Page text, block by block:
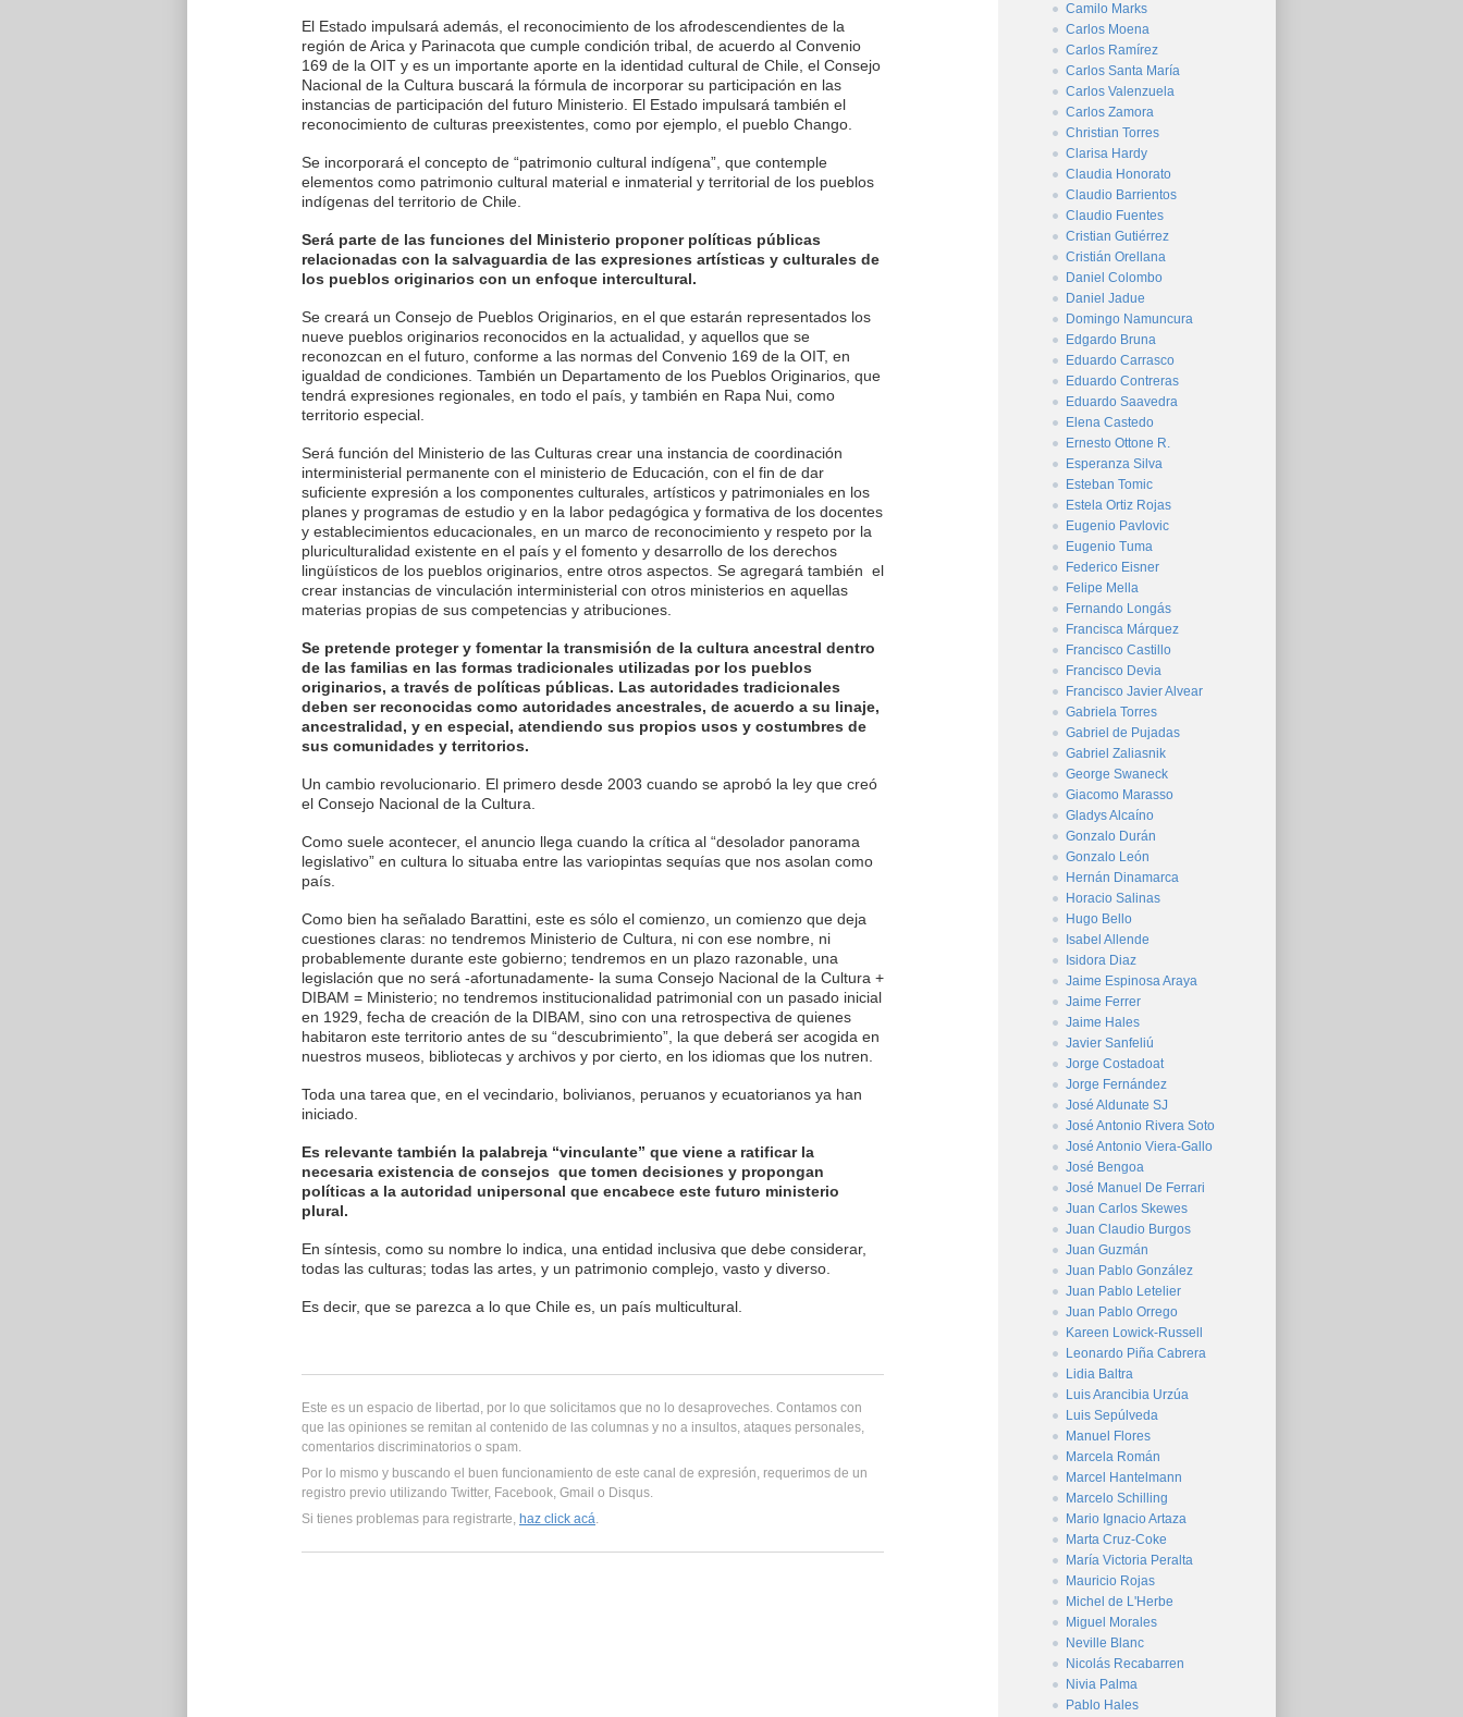
El Estado impulsará además, el reconocimiento de los afrodescendientes de la
región de Arica y Parinacota que cumple condición tribal, de acuerdo al Convenio
169 de la OIT y es un importante aporte en la identidad cultural de Chile, el Consejo
Nacional de la Cultura buscará la fórmula de incorporar su participación en las
instancias de participación del futuro Ministerio. El Estado impulsará también el
reconocimiento de culturas preexistentes, como por ejemplo, el pueblo Chango.
Se incorporará el concepto de “patrimonio cultural indígena”, que contemple
elementos como patrimonio cultural material e inmaterial y territorial de los pueblos
indígenas del territorio de Chile.
Será parte de las funciones del Ministerio proponer políticas públicas
relacionadas con la salvaguardia de las expresiones artísticas y culturales de
los pueblos originarios con un enfoque intercultural.
Se creará un Consejo de Pueblos Originarios, en el que estarán representados los
nueve pueblos originarios reconocidos en la actualidad, y aquellos que se
reconozcan en el futuro, conforme a las normas del Convenio 169 de la OIT, en
igualdad de condiciones. También un Departamento de los Pueblos Originarios, que
tendrá expresiones regionales, en todo el país, y también en Rapa Nui, como
territorio especial.
Será función del Ministerio de las Culturas crear una instancia de coordinación
interministerial permanente con el ministerio de Educación, con el fin de dar
suficiente expresión a los componentes culturales, artísticos y patrimoniales en los
planes y programas de estudio y en la labor pedagógica y formativa de los docentes
y establecimientos educacionales, en un marco de reconocimiento y respeto por la
pluriculturalidad existente en el país y el fomento y desarrollo de los derechos
lingüísticos de los pueblos originarios, entre otros aspectos. Se agregará también el
crear instancias de vinculación interministerial con otros ministerios en aquellas
materias propias de sus competencias y atribuciones.
Se pretende proteger y fomentar la transmisión de la cultura ancestral dentro
de las familias en las formas tradicionales utilizadas por los pueblos
originarios, a través de políticas públicas. Las autoridades tradicionales
deben ser reconocidas como autoridades ancestrales, de acuerdo a su linaje,
ancestralidad, y en especial, atendiendo sus propios usos y costumbres de
sus comunidades y territorios.
Un cambio revolucionario. El primero desde 2003 cuando se aprobó la ley que creó
el Consejo Nacional de la Cultura.
Como suele acontecer, el anuncio llega cuando la crítica al “desolador panorama
legislativo” en cultura lo situaba entre las variopintas sequías que nos asolan como
país.
Como bien ha señalado Barattini, este es sólo el comienzo, un comienzo que deja
cuestiones claras: no tendremos Ministerio de Cultura, ni con ese nombre, ni
probablemente durante este gobierno; tendremos en un plazo razonable, una
legislación que no será -afortunadamente- la suma Consejo Nacional de la Cultura +
DIBAM = Ministerio; no tendremos institucionalidad patrimonial con un pasado inicial
en 1929, fecha de creación de la DIBAM, sino con una retrospectiva de quienes
habitaron este territorio antes de su “descubrimiento”, la que deberá ser acogida en
nuestros museos, bibliotecas y archivos y por cierto, en los idiomas que los nutren.
Toda una tarea que, en el vecindario, bolivianos, peruanos y ecuatorianos ya han
iniciado.
Es relevante también la palabreja “vinculante” que viene a ratificar la
necesaria existencia de consejos que tomen decisiones y propongan
políticas a la autoridad unipersonal que encabece este futuro ministerio
plural.
En síntesis, como su nombre lo indica, una entidad inclusiva que debe considerar,
todas las culturas; todas las artes, y un patrimonio complejo, vasto y diverso.
Es decir, que se parezca a lo que Chile es, un país multicultural.
Este es un espacio de libertad, por lo que solicitamos que no lo desaproveches. Contamos con
que las opiniones se remitan al contenido de las columnas y no a insultos, ataques personales,
comentarios discriminatorios o spam.
Por lo mismo y buscando el buen funcionamiento de este canal de expresión, requerimos de un
registro previo utilizando Twitter, Facebook, Gmail o Disqus.
Si tienes problemas para registrarte, haz click acá.
Camilo Marks
Carlos Moena
Carlos Ramírez
Carlos Santa María
Carlos Valenzuela
Carlos Zamora
Christian Torres
Clarisa Hardy
Claudia Honorato
Claudio Barrientos
Claudio Fuentes
Cristian Gutiérrez
Cristián Orellana
Daniel Colombo
Daniel Jadue
Domingo Namuncura
Edgardo Bruna
Eduardo Carrasco
Eduardo Contreras
Eduardo Saavedra
Elena Castedo
Ernesto Ottone R.
Esperanza Silva
Esteban Tomic
Estela Ortiz Rojas
Eugenio Pavlovic
Eugenio Tuma
Federico Eisner
Felipe Mella
Fernando Longás
Francisca Márquez
Francisco Castillo
Francisco Devia
Francisco Javier Alvear
Gabriela Torres
Gabriel de Pujadas
Gabriel Zaliasnik
George Swaneck
Giacomo Marasso
Gladys Alcaíno
Gonzalo Durán
Gonzalo León
Hernán Dinamarca
Horacio Salinas
Hugo Bello
Isabel Allende
Isidora Diaz
Jaime Espinosa Araya
Jaime Ferrer
Jaime Hales
Javier Sanfeliú
Jorge Costadoat
Jorge Fernández
José Aldunate SJ
José Antonio Rivera Soto
José Antonio Viera-Gallo
José Bengoa
José Manuel De Ferrari
Juan Carlos Skewes
Juan Claudio Burgos
Juan Guzmán
Juan Pablo González
Juan Pablo Letelier
Juan Pablo Orrego
Kareen Lowick-Russell
Leonardo Piña Cabrera
Lidia Baltra
Luis Arancibia Urzúa
Luis Sepúlveda
Manuel Flores
Marcela Román
Marcel Hantelmann
Marcelo Schilling
Mario Ignacio Artaza
Marta Cruz-Coke
María Victoria Peralta
Mauricio Rojas
Michel de L'Herbe
Miguel Morales
Neville Blanc
Nicolás Recabarren
Nivia Palma
Pablo Hales